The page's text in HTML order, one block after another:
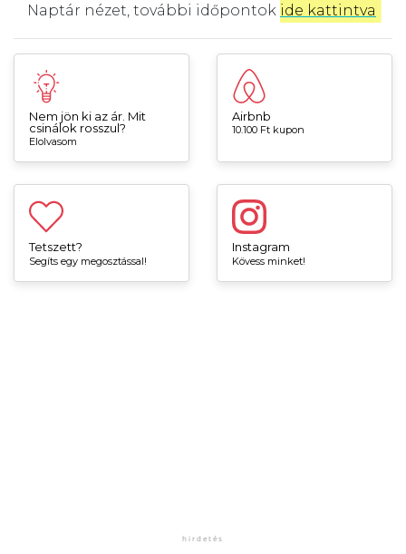
Naptár nézet, további időpontok ide kattintva
Nem jön ki az ár. Mit
csinálok rosszul?
Elolvasom
Airbnb
10.100 Ft kupon
Tetszett?
Segíts egy megosztással!
Instagram
Kövess minket!